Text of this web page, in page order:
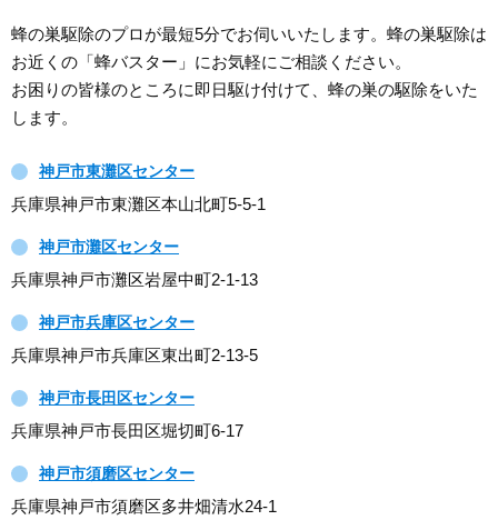
蜂の巣駆除のプロが最短5分でお伺いいたします。蜂の巣駆除は
お近くの「蜂バスター」にお気軽にご相談ください。
お困りの皆様のところに即日駆け付けて、蜂の巣の駆除をいた
します。
神戸市東灘区センター
兵庫県神戸市東灘区本山北町5-5-1
神戸市灘区センター
兵庫県神戸市灘区岩屋中町2-1-13
神戸市兵庫区センター
兵庫県神戸市兵庫区東出町2-13-5
神戸市長田区センター
兵庫県神戸市長田区堀切町6-17
神戸市須磨区センター
兵庫県神戸市須磨区多井畑清水24-1